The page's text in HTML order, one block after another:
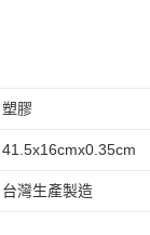
塑膠
41.5x16cmx0.35cm
台灣生產製造